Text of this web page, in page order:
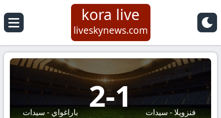
kora live
liveskynews.com
باراغواي - سيدات 2-1 فنزويلا - سيدات